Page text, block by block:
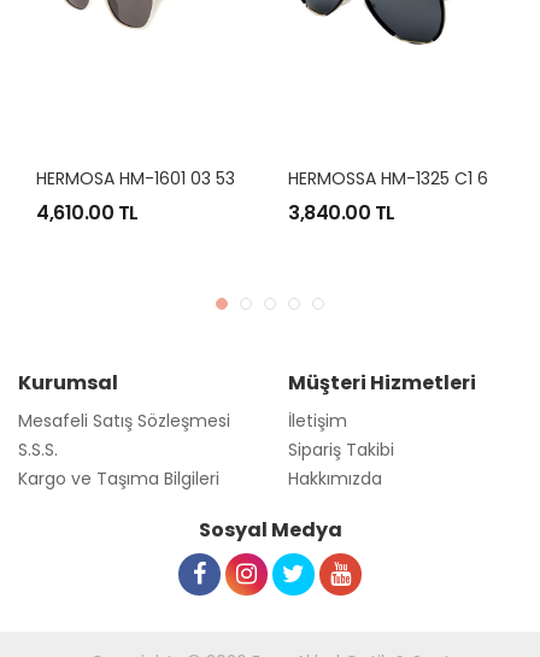
4,610.00 TL 3,840.00 TL
Kurumsal
Mesafeli Satış Sözleşmesi
S.S.S.
Kargo ve Taşıma Bilgileri
Müşteri Hizmetleri
İletişim
Sipariş Takibi
Hakkımızda
Sosyal Medya